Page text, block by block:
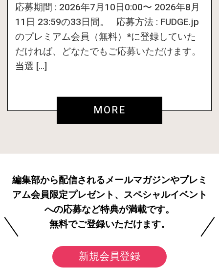
応募期間 : 2026年7月10日0:00〜 2026年8月
11日 23:59の33日間。 応募方法 : FUDGE.jp
のプレミアム会員（無料）*に登録していた
だければ、どなたでもご応募いただけます。
当選 […]
MORE
編集部から配信されるメールマガジンやプレミ
アム会員限定プレゼント、スペシャルイベント
への応募など特典が満載です。
無料でご登録いただけます。
新規会員登録